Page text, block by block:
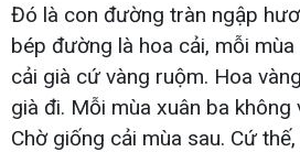
Đó là con đường tràn ngập
bép đường là hoa cải, mỗi
cải già cứ vàng ruộm. Hoa
già đi. Mỗi mùa xuân ba không
Chờ giống cải mùa sau. Cứ